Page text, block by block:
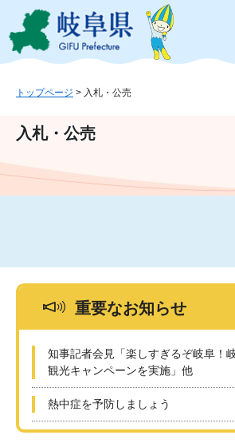
ジ
ュ
文
このページの本文へ
トップページ > 入札・公売
入札・公売
重要なお知らせ
知事記者会見「楽しすぎるぞ岐阜！
観光キャンペーンを実施」他
熱中症を予防しましょう